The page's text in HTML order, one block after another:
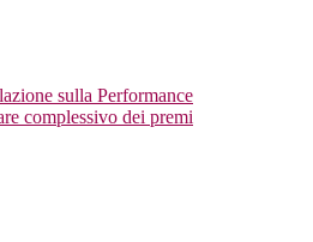
sulla Performance
complessivo dei premi